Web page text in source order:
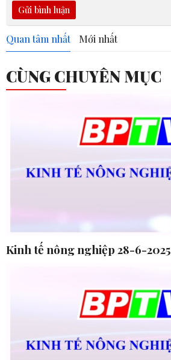
Gửi bình luận
Quan tâm nhất Mới nhất
CÙNG CHUYÊN MỤC
Kinh tế nông nghiệp 28-6-2025